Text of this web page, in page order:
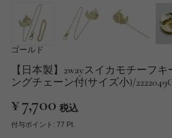
ゴールド
【日本製】2wayスイカモチーフ
ングチェーン付(サイズ小)/
¥7,700 税込
付与ポイント: 77 Pt.